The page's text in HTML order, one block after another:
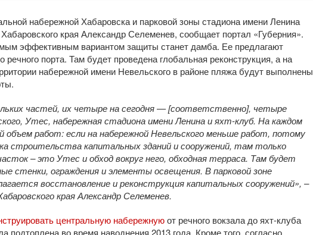
набережной Хабаровска и парковой зоны стадиона имени Ленина
края Александр Селеменев, сообщает портал «Губерния».
эффективным вариантом защиты станет дамба. Ее предлагают
речного порта. Там будет проведена глобальная реконструкция, а на
набережной имени Невельского в районе пляжа будут выполнены
частей, их четыре на сегодня — [соответственно], четыре
Утес, набережная стадиона имени Ленина и яхт-клуб. На каждом
объем работ: если на набережной Невельского меньше работ, потому
строительства капитальных зданий и сооружений, там только
– это Утес и обход вокруг него, обходная терраса. Там будет
стенки, ограждения и элементы освещения. В парковой зоне
восстановление и реконструкция капитальных сооружений», –
края Александр Селеменев.
центральную набережнуюот речного вокзала до яхт-клуба
подтоплена во время наводнения 2013 года. Кроме того, согласно